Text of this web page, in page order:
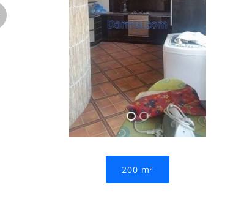
200 m²